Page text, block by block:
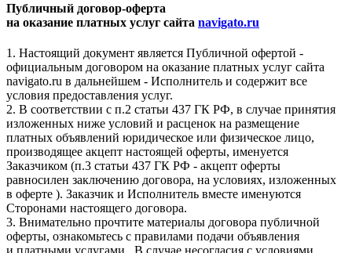
Публичный договор-оферта
на оказание платных услуг сайта navigato.ru
1. Настоящий документ является Публичной офертой -
официальным договором на оказание платных услуг сайта
navigato.ru в дальнейшем - Исполнитель и содержит все
условия предоставления услуг.
2. В соответствии с п.2 статьи 437 ГК РФ, в случае принятия
изложенных ниже условий и расценок на размещение
платных объявлений юридическое или физическое лицо,
производящее акцепт настоящей оферты, именуется
Заказчиком (п.3 статьи 437 ГК РФ - акцепт оферты
равносилен заключению договора, на условиях, изложенных
в оферте ). Заказчик и Исполнитель вместе именуются
Сторонами настоящего договора.
3. Внимательно прочтите материалы договора публичной
оферты, ознакомьтесь с правилами подачи объявления
и платными услугами. В случае несогласия с условиями